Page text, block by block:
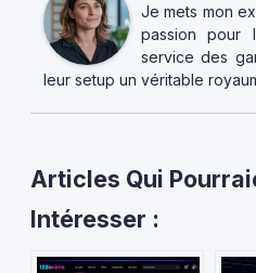
Je mets mon
passion pour
service des
leur setup un véritable
Articles Qui
Intéresser :